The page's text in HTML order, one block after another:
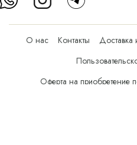
О нас Контакты Доставка
Оферта на приобретение